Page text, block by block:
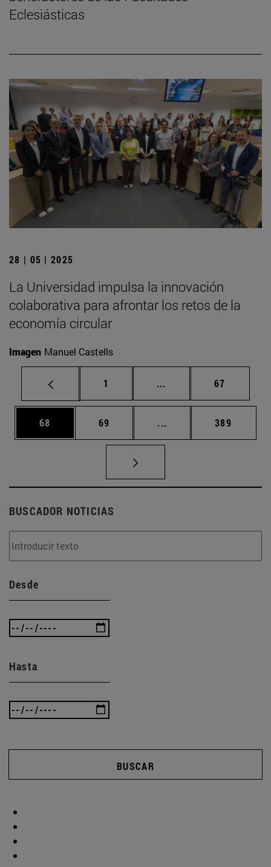
Eclesiásticas
28 | 05 | 2025
La Universidad impulsa la innovación
colaborativa para afrontar los retos de la
economía circular
Imagen Manuel Castells
Página
1 ... Páginas intermedias
Página
67
Página
68 Página
69 ... Páginas intermedias
Página
389
BUSCADOR NOTICIAS
Desde
Hasta
BUSCAR